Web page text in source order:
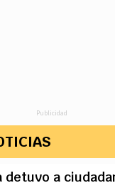
Publicidad
detuvo a